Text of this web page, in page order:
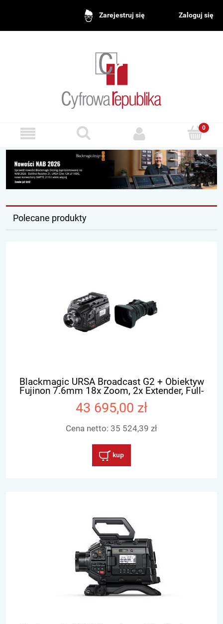
Zarejestruj się Zaloguj się
Polecane produkty
Blackmagic URSA Broadcast G2 + Obiektyw
Fujinon 7.6mm 18x Zoom, 2x Extender, Full-
43 695,00 zł
Cena netto: 35 524,39 zł
kup